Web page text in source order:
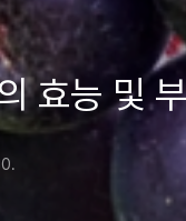
효능 및